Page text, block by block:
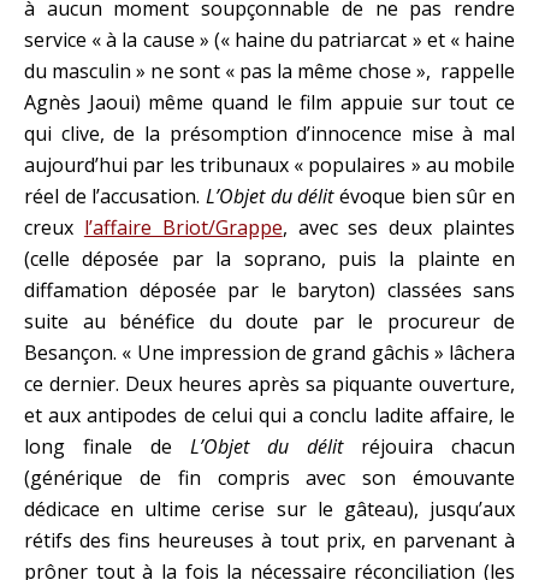
à aucun moment soupçonnable de ne pas rendre
service « à la cause » (« haine du patriarcat » et « haine
du masculin » ne sont « pas la même chose », rappelle
Agnès Jaoui) même quand le film appuie sur tout ce
qui clive, de la présomption d’innocence mise à mal
aujourd’hui par les tribunaux « populaires » au mobile
réel de l’accusation. L’Objet du délitévoque bien sûr en
creux l’affaire Briot/Grappe, avec ses deux plaintes
(celle déposée par la soprano, puis la plainte en
diffamation déposée par le baryton) classées sans
suite au bénéfice du doute par le procureur de
Besançon. « Une impression de grand gâchis » lâchera
ce dernier. Deux heures après sa piquante ouverture,
et aux antipodes de celui qui a conclu ladite affaire, le
long finale de L’Objet du délitréjouira chacun
(générique de fin compris avec son émouvante
dédicace en ultime cerise sur le gâteau), jusqu’aux
rétifs des fins heureuses à tout prix, en parvenant à
prôner tout à la fois la nécessaire réconciliation (les